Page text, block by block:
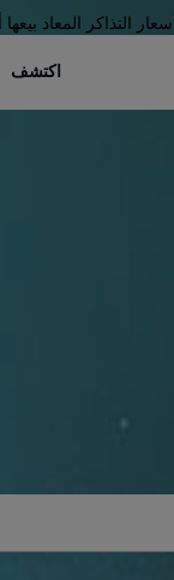
التذاكر المعاد
اكتشف